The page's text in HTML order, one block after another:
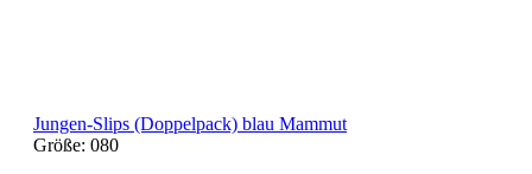
Jungen-Slips (Doppelpack) blau Mammut
Größe: 080